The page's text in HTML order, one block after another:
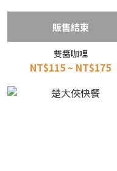
販售結束
雙醬咖哩
NT$115 ~ NT$175